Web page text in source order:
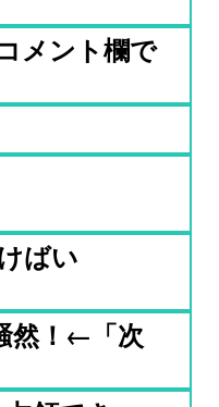
メント欄で
ばい
然！←「次